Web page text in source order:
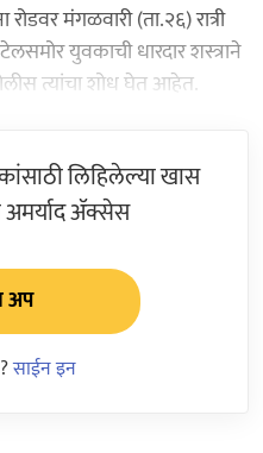
मंगळवारी (ता.२६) रात्री
युवकाची धारदार शस्त्राने
त्यांचा शोध घेत आहेत.
लिहिलेल्या खास
अमर्याद ॲक्सेस
अप
साईन इन